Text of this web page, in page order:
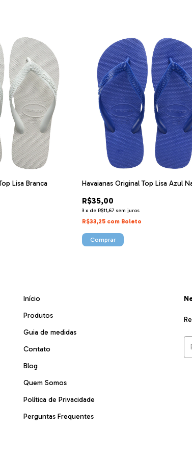
Lisa Branca Havaianas Original Top Lisa Azul
R$35,00
3 x de R$11,67 sem juros
R$33,25 com Boleto
Comprar
Início
Produtos
Guia de medidas
Contato
Blog
Quem Somos
Política de Privacidade
Perguntas Frequentes